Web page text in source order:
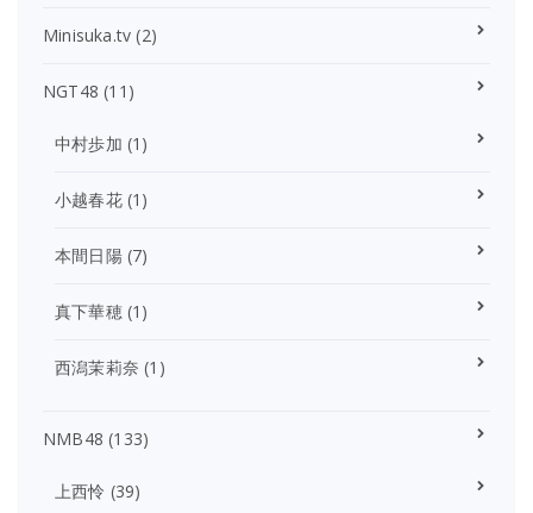
Minisuka.tv (2)
NGT48 (11)
中村歩加 (1)
小越春花(1)
本間日陽(7)
真下華穂(1)
西潟茉莉奈 (1)
NMB48 (133)
上西怜 (39)